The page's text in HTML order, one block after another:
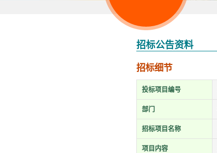
招标公告资料
招标细节
投标项目编号
部门
招标项目名称
项目内容